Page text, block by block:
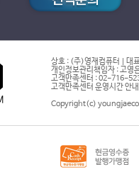
상호 : (주)영재컴퓨터 | 대
개인정보관리책임자 : 고영
고객만족센터 : 02-716-
고객만족센터 운영시간 안
Copyright(c)